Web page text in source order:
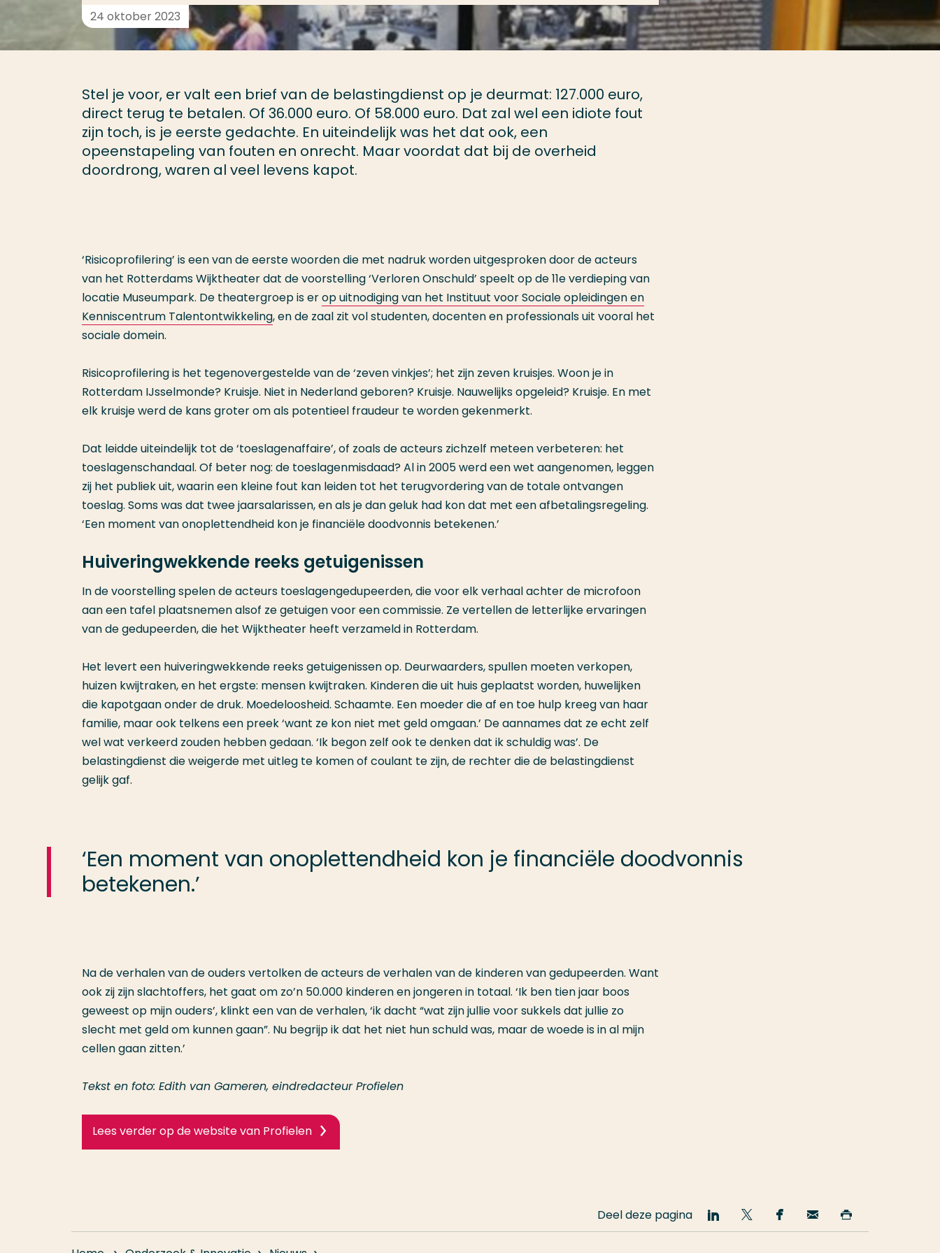
24 oktober 2023
Stel je voor, er valt een brief van de belastingdienst op je deurmat: 127.000 euro,
direct terug te betalen. Of 36.000 euro. Of 58.000 euro. Dat zal wel een idiote fout
zijn toch, is je eerste gedachte. En uiteindelijk was het dat ook, een
opeenstapeling van fouten en onrecht. Maar voordat dat bij de overheid
doordrong, waren al veel levens kapot.
‘Risicoprofilering’ is een van de eerste woorden die met nadruk worden uitgesproken door de acteurs
van het Rotterdams Wijktheater dat de voorstelling ‘Verloren Onschuld’ speelt op de 11e verdieping van
locatie Museumpark. De theatergroep is erop uitnodiging van het Instituut voor Sociale opleidingen en
Kenniscentrum Talentontwikkeling, en de zaal zit vol studenten, docenten en professionals uit vooral het
sociale domein.
Risicoprofilering is het tegenovergestelde van de ‘zeven vinkjes’; het zijn zeven kruisjes. Woon je in
Rotterdam IJsselmonde? Kruisje. Niet in Nederland geboren? Kruisje. Nauwelijks opgeleid? Kruisje. En met
elk kruisje werd de kans groter om als potentieel fraudeur te worden gekenmerkt.
Dat leidde uiteindelijk tot de ‘toeslagenaffaire’, of zoals de acteurs zichzelf meteen verbeteren: het
toeslagenschandaal. Of beter nog: de toeslagenmisdaad? Al in 2005 werd een wet aangenomen, leggen
zij het publiek uit, waarin een kleine fout kan leiden tot het terugvordering van de totale ontvangen
toeslag. Soms was dat twee jaarsalarissen, en als je dan geluk had kon dat met een afbetalingsregeling.
‘Een moment van onoplettendheid kon je financiële doodvonnis betekenen.’
Huiveringwekkende reeks getuigenissen
In de voorstelling spelen de acteurs toeslagengedupeerden, die voor elk verhaal achter de microfoon
aan een tafel plaatsnemen alsof ze getuigen voor een commissie. Ze vertellen de letterlijke ervaringen
van de gedupeerden, die het Wijktheater heeft verzameld in Rotterdam.
Het levert een huiveringwekkende reeks getuigenissen op. Deurwaarders, spullen moeten verkopen,
huizen kwijtraken, en het ergste: mensen kwijtraken. Kinderen die uit huis geplaatst worden, huwelijken
die kapotgaan onder de druk. Moedeloosheid. Schaamte. Een moeder die af en toe hulp kreeg van haar
familie, maar ook telkens een preek ‘want ze kon niet met geld omgaan.’ De aannames dat ze echt zelf
wel wat verkeerd zouden hebben gedaan. ‘Ik begon zelf ook te denken dat ik schuldig was’. De
belastingdienst die weigerde met uitleg te komen of coulant te zijn, de rechter die de belastingdienst
gelijk gaf.
‘Een moment van onoplettendheid kon je financiële doodvonnis
betekenen.’
Na de verhalen van de ouders vertolken de acteurs de verhalen van de kinderen van gedupeerden. Want
ook zij zijn slachtoffers, het gaat om zo’n 50.000 kinderen en jongeren in totaal. ‘Ik ben tien jaar boos
geweest op mijn ouders’, klinkt een van de verhalen, ‘ik dacht “wat zijn jullie voor sukkels dat jullie zo
slecht met geld om kunnen gaan”. Nu begrijp ik dat het niet hun schuld was, maar de woede is in al mijn
cellen gaan zitten.’
Tekst en foto: Edith van Gameren, eindredacteur Profielen
Lees verder op de website van Profielen
Deel deze pagina
Deel
op
Deel
op
Deel
op
Email
deze deze